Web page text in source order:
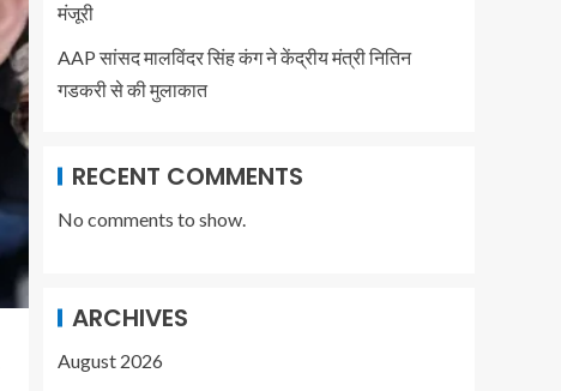
मंजूरी
AAP सांसद मालविंदर सिंह कंग ने केंद्रीय मंत्री नितिन
गडकरी से की मुलाकात
RECENT COMMENTS
No comments to show.
ARCHIVES
August 2026